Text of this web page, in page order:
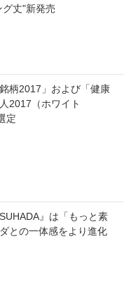
グ丈"新発売
銘柄2017」および「健康
2017（ホワイト
定
』は「もっと素
との一体感をより進化